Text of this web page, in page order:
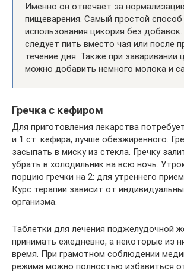
Именно он отвечает за
пищеварения. Самый простой способ
использования цикория без
следует пить вместо чая или после
течение дня. Также при заваривании
можно добавить немного молока и
Гречка с кефиром
Для приготовления лекарства
и 1 ст. кефира, лучше обезжиренного.
засыпать в миску из стекла. Гречку
убрать в холодильник на всю ночь.
порцию гречки на 2: для утреннего
Курс терапии зависит от
организма.
Таблетки для лечения поджелудочной
принимать ежедневно, а некоторые из
время. При грамотном соблюдении
режима можно полностью избавиться